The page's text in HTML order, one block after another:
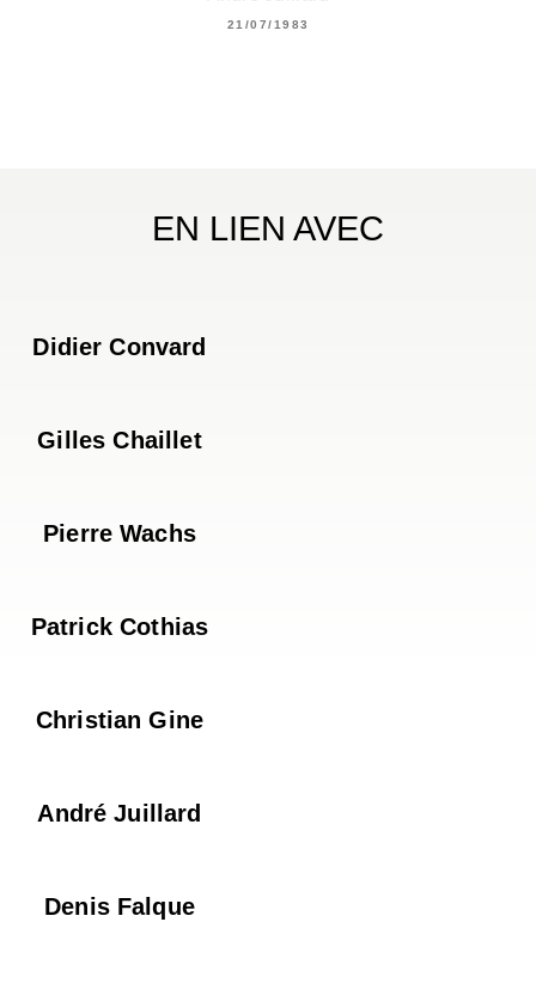
21/07/1983
EN LIEN AVEC
Didier Convard
Gilles Chaillet
Pierre Wachs
Patrick Cothias
Christian Gine
André Juillard
Denis Falque